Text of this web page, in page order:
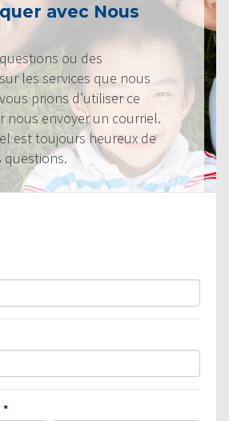
avec Nous
ou des
les services que nous
prions d’utiliser ce
nous envoyer un courriel.
est toujours heureux de
questions.
*